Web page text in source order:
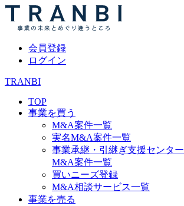
会員登録
ログイン
TRANBI
TOP
事業を買う
M&A案件一覧
実名M&A案件一覧
事業承継・引継ぎ支援センター
M&A案件一覧
買いニーズ登録
M&A相談サービス一覧
事業を売る